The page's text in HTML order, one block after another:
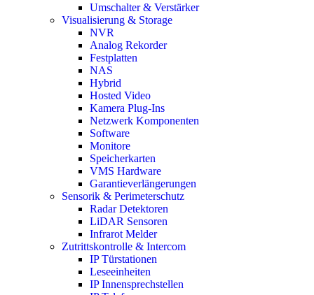
Umschalter & Verstärker
Visualisierung & Storage
NVR
Analog Rekorder
Festplatten
NAS
Hybrid
Hosted Video
Kamera Plug-Ins
Netzwerk Komponenten
Software
Monitore
Speicherkarten
VMS Hardware
Garantieverlängerungen
Sensorik & Perimeterschutz
Radar Detektoren
LiDAR Sensoren
Infrarot Melder
Zutrittskontrolle & Intercom
IP Türstationen
Leseeinheiten
IP Innensprechstellen